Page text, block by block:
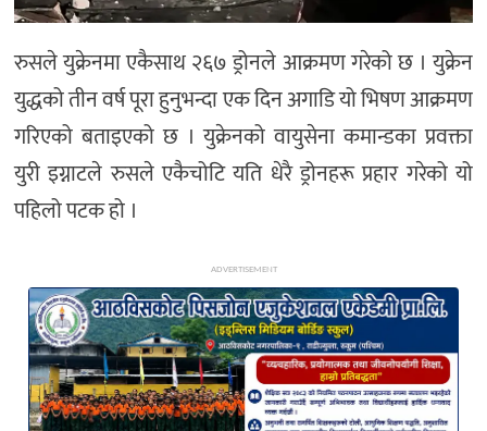
रुसले युक्रेनमा एकैसाथ २६७ ड्रोनले आक्रमण गरेको छ । युक्रेन
युद्धको तीन वर्ष पूरा हुनुभन्दा एक दिन अगाडि यो भिषण आक्रमण
गरिएको बताइएको छ । युक्रेनको वायुसेना कमान्डका प्रवक्ता
युरी इग्नाटले रुसले एकैचोटि यति धेरै ड्रोनहरू प्रहार गरेको यो
पहिलो पटक हो ।
ADVERTISEMENT